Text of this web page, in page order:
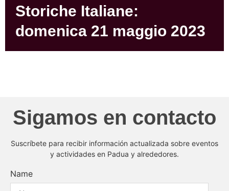
Storiche Italiane:
domenica 21 maggio 2023
Sigamos en contacto
Suscríbete para recibir información actualizada sobre eventos
y actividades en Padua y alrededores.
Name